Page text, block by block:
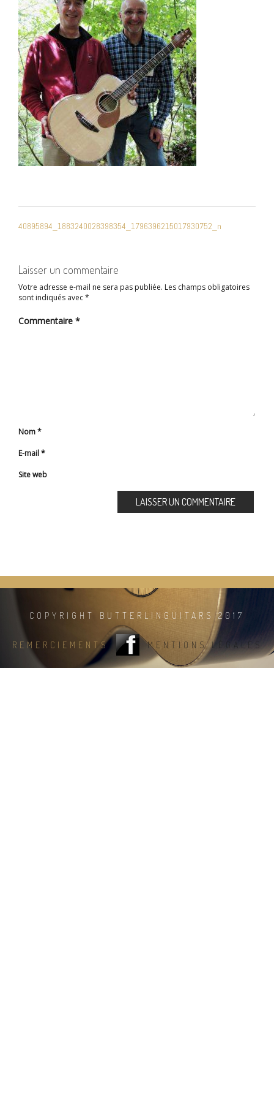
DE
40895894_1883240028398354_1796396215017930752_n
Laisser un commentaire
Votre adresse e-mail ne sera pas publiée. Les champs obligatoires
sont indiqués avec*
Commentaire *
Nom*
E-mail*
Site web
COPYRIGHT BUTTERLINGUITARS 2017
REMERCIEMENTS MENTIONS LÉGALES